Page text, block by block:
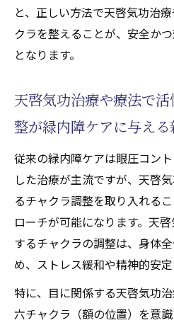
と、正しい方法で天啓気功治
クラを整えることが、安全か
となります。
天啓気功治療や療法で
整が緑内障ケアに与え
従来の緑内障ケアは眼圧コン
した治療が主流ですが、天啓
るチャクラ調整を取り入れる
ローチが可能になります。天
するチャクラの調整は、身体
め、ストレス緩和や精神的安定
特に、目に関係する天啓気功
六チャクラ（額の位置）を意